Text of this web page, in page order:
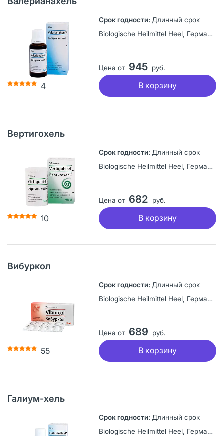
4
Длинный срок
Biologische Heilmittel Heel, Германия
Цена от 945 руб.
В корзину
Вертигохель
10
Длинный срок
Biologische Heilmittel Heel, Германия
Цена от 682 руб.
В корзину
Вибуркол
55
Длинный срок
Biologische Heilmittel Heel, Германия
Цена от 689 руб.
В корзину
Галиум-хель
Длинный срок
Biologische Heilmittel Heel, Германия